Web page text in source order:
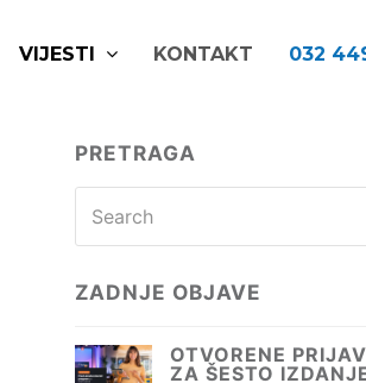
VIJESTI KONTAKT 032
PRETRAGA
ZADNJE OBJAVE
OTVORENE
ZA ŠESTO